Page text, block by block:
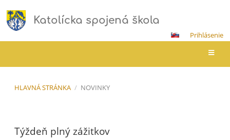
Katolícka spojená škola
Prihlásenie
HLAVNÁ STRÁNKA / NOVINKY
Týždeň plný zážitkov